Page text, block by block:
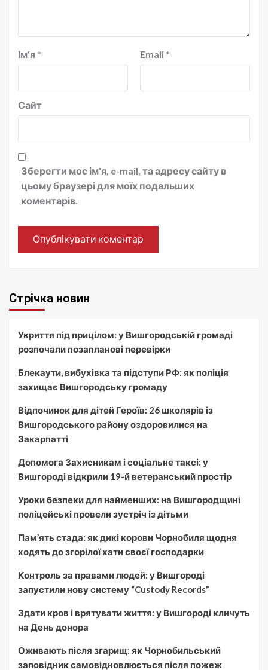
Ім'я * Email *
Сайт
Зберегти моє ім'я, e-mail, та адресу сайту в
цьому браузері для моїх подальших
коментарів.
Стрічка новин
Укриття під прицілом: у Вишгородській громаді
розпочали позапланові перевірки
Блекаути, вибухівка та підступи РФ: як поліція
захищає Вишгородську громаду
Відпочинок для дітей Героїв: 26 школярів із
Вишгородського району оздоровилися на
Закарпатті
Допомога Захисникам і соціальне таксі: у
Вишгороді відкрили 19-й ветеранський простір
Уроки безпеки для найменших: на Вишгородщині
поліцейські провели зустріч із дітьми
Пам’ять стада: як дикі корови Чорнобиля щодня
ходять до згорілої хати своєї господарки
Контроль за правами людей: у Вишгороді
запустили нову систему “Custody Records”
Здати кров і врятувати життя: у Вишгороді кличуть
на День донора
Оживають після згарищ: як Чорнобильський
заповідник самовідновлюється після пожеж